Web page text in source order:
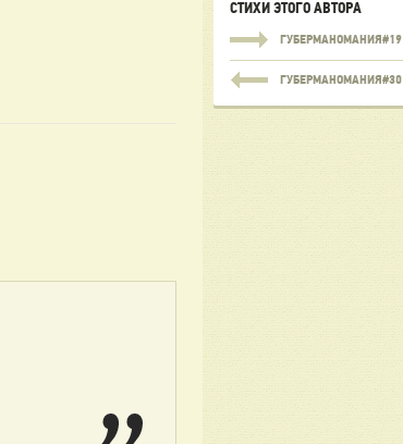
СТИХИ ЭТОГО АВТОРА
ГУБЕРМАНОМАНИЯ#19
ГУБЕРМАНОМАНИЯ#30